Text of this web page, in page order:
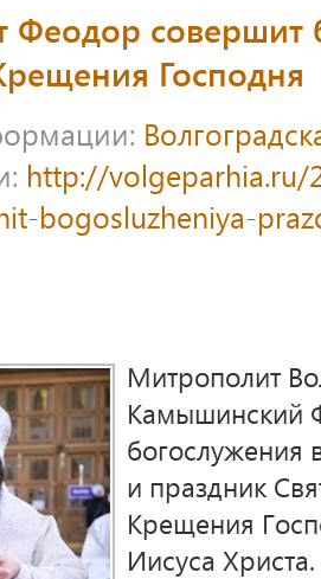
Феодор совершит
Господня
http://
bogosluzheniya-
Митрополит
Камышинский
богослужения
и праздник
Крещения
Иисуса Христа.